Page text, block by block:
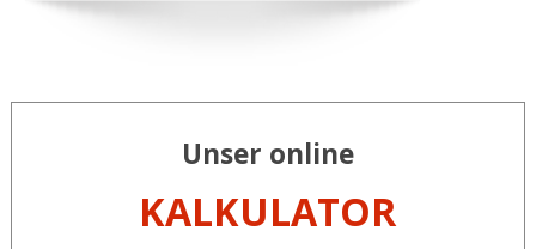
Unser online
KALKULATOR